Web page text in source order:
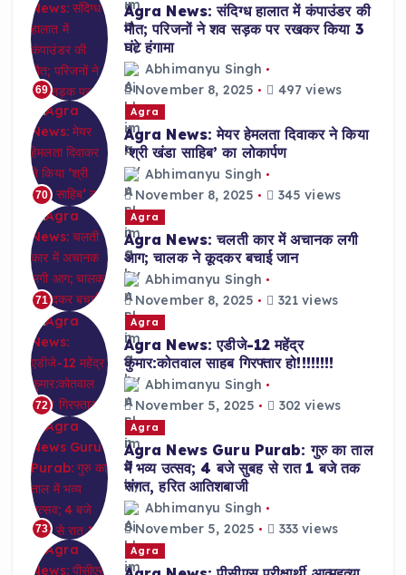
69
Agra News: संदिग्ध हालात में कंपाउंडर की
मौत; परिजनों ने शव सड़क पर रखकर किया 3
घंटे हंगामा
Abhimanyu Singh
November 8, 2025
497 views
70
Agra
Agra News: मेयर हेमलता दिवाकर ने किया
‘श्री खंडा साहिब’ का लोकार्पण
Abhimanyu Singh
November 8, 2025
345 views
71
Agra
Agra News: चलती कार में अचानक लगी
आग; चालक ने कूदकर बचाई जान
Abhimanyu Singh
November 8, 2025
321 views
72
Agra
Agra News: एडीजे-12 महेंद्र
कुमार:कोतवाल साहब गिरफ्तार हो!!!!!!!!
Abhimanyu Singh
November 5, 2025
302 views
73
Agra
Agra News Guru Purab: गुरु का ताल
में भव्य उत्सव; 4 बजे सुबह से रात 1 बजे तक
संगत, हरित आतिशबाजी
Abhimanyu Singh
November 5, 2025
333 views
Agra